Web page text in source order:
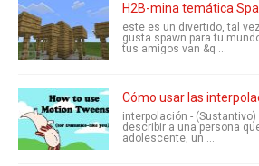
H2B-mina temática
este es un divertido, tal
gusta spawn para tu
tus amigos van &q ...
Cómo usar las
interpolación - (Sustantivo)
describir a una persona
adolescente, un ...